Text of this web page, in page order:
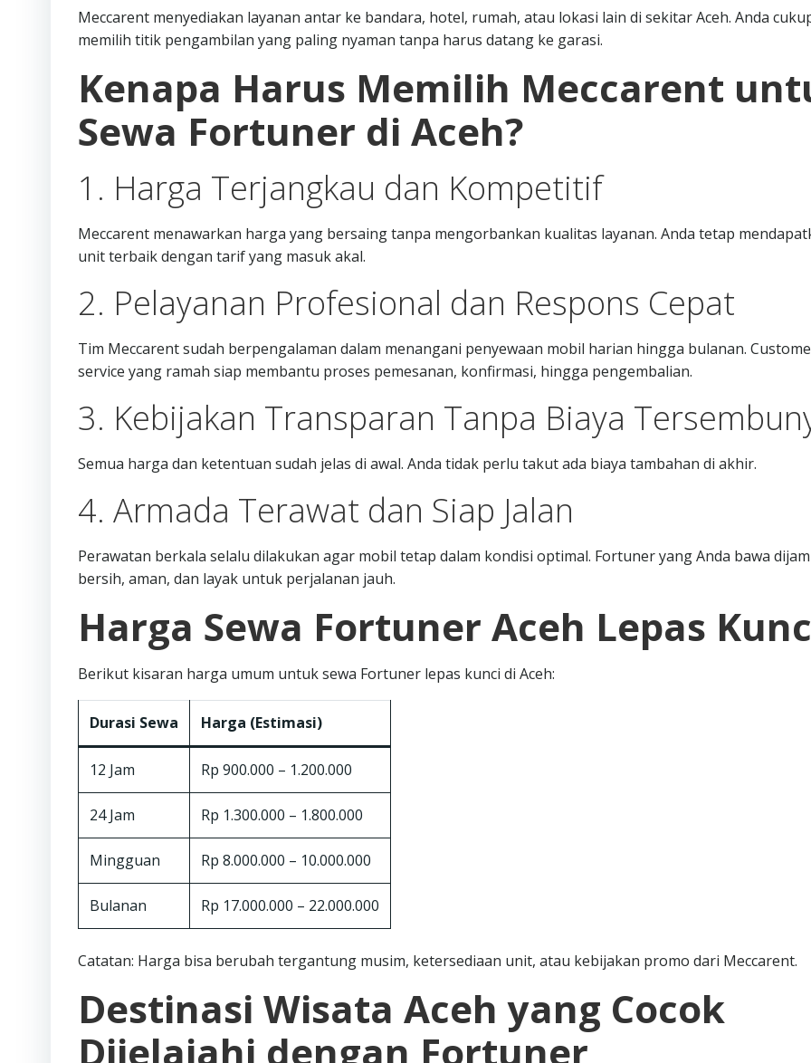
Meccarent menyediakan layanan antar ke bandara, hotel, rumah, atau lokasi lain di sekitar Aceh. Anda
memilih titik pengambilan yang paling nyaman tanpa harus datang ke garasi.
Kenapa Harus Memilih Meccarent
Sewa Fortuner di Aceh?
1. Harga Terjangkau dan Kompetitif
Meccarent menawarkan harga yang bersaing tanpa mengorbankan kualitas layanan. Anda tetap
unit terbaik dengan tarif yang masuk akal.
2. Pelayanan Profesional dan Respons Cepat
Tim Meccarent sudah berpengalaman dalam menangani penyewaan mobil harian hingga bulanan.
service yang ramah siap membantu proses pemesanan, konfirmasi, hingga pengembalian.
3. Kebijakan Transparan Tanpa Biaya
Semua harga dan ketentuan sudah jelas di awal. Anda tidak perlu takut ada biaya tambahan di akhir.
4. Armada Terawat dan Siap Jalan
Perawatan berkala selalu dilakukan agar mobil tetap dalam kondisi optimal. Fortuner yang Anda bawa
bersih, aman, dan layak untuk perjalanan jauh.
Harga Sewa Fortuner Aceh Lepas
Berikut kisaran harga umum untuk sewa Fortuner lepas kunci di Aceh:
Durasi Sewa Harga (Estimasi)
12 Jam Rp 900.000 – 1.200.000
24 Jam Rp 1.300.000 – 1.800.000
Mingguan Rp 8.000.000 – 10.000.000
Bulanan Rp 17.000.000 – 22.000.000
Catatan: Harga bisa berubah tergantung musim, ketersediaan unit, atau kebijakan promo dari Meccarent.
Destinasi Wisata Aceh yang Cocok
Dijelajahi dengan Fortuner